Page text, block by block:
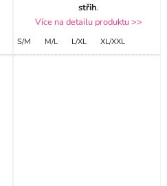
střih.
Více na detailu produktu >>
S/M M/L L/XL XL/XXL